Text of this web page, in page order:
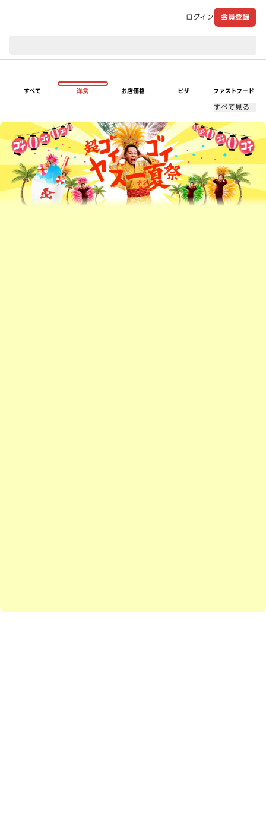
ログイン 会員登録
すべて 洋食 お店価格 ピザ ファストフード
すべて見る
超ゴイゴイヤスー夏祭